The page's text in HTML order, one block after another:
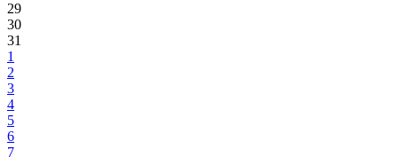
29
30
31
1
2
3
4
5
6
7